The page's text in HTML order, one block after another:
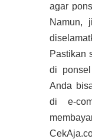
agar
Namun,
Pastikan
di
Anda
di e-